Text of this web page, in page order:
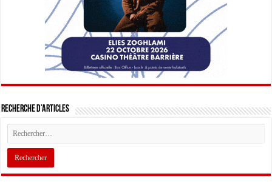
Recherche d’articles